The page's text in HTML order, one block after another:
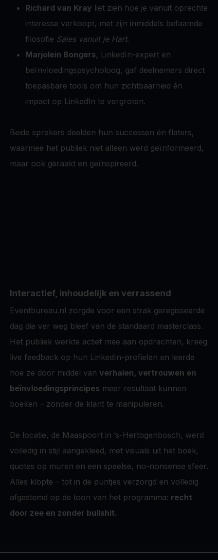
Richard van Kray liet zien hoe je vanuit oprechte
interesse verkoopt, met zijn inmiddels befaamde
filosofie Sales vanuit je Hart.
Marjolein Bongers, LinkedIn-expert en
beïnvloedingspsycholoog, gaf deelnemers direct
toepasbare tools om hun zichtbaarheid én
impact op LinkedIn te vergroten.
Beide sprekers deelden hun successen én flaters,
waarmee het publiek niet alleen werd geïnformeerd,
maar ook geraakt en geïnspireerd.
Interactief, inhoudelijk en verrassend
Eventbureau.nl zorgde voor een strak geregisseerde
dag die ver weg bleef van de standaard masterclass.
Het publiek werkte actief mee aan opdrachten, kreeg
live feedback op hun LinkedIn-profielen en leerde
hoe ze door middel van verhalen, vertrouwen en
beïnvloedingsprincipes meer resultaat kunnen
boeken – zonder de klant te manipuleren.
De locatie, de Maaspoort in ’s-Hertogenbosch, werd
volledig in stijl aangekleed, met visuals uit het boek,
quotes op muren en een speelse, no-nonsense sfeer.
Alles klopte – tot in de puntjes verzorgd en volledig
afgestemd op de toon van het programma: recht
door zee en zonder bullshit.